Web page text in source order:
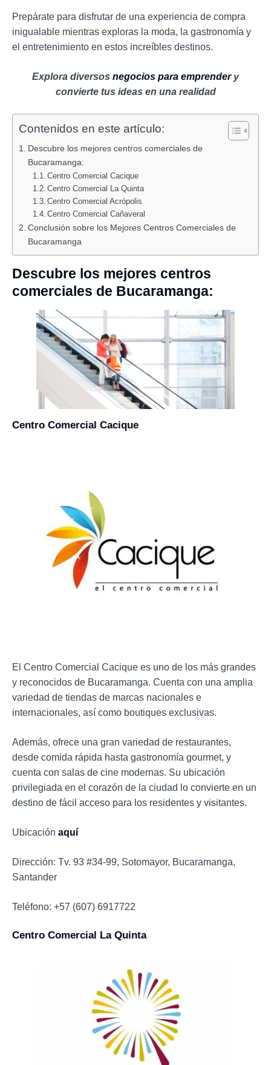
Prepárate para disfrutar de una experiencia de compra
inigualable mientras exploras la moda, la gastronomía y
el entretenimiento en estos increíbles destinos.
Explora diversos negocios para emprendery
convierte tus ideas en una realidad
Contenidos en este artículo:
Descubre los mejores centros comerciales de
Bucaramanga:
Centro Comercial Cacique
Centro Comercial La Quinta
Centro Comercial Acrópolis
Centro Comercial Cañaveral
Conclusión sobre los Mejores Centros Comerciales de
Bucaramanga
Descubre los mejores centros
comerciales de Bucaramanga:
Centro Comercial Cacique
El Centro Comercial Cacique es uno de los más grandes
y reconocidos de Bucaramanga. Cuenta con una amplia
variedad de tiendas de marcas nacionales e
internacionales, así como boutiques exclusivas.
Además, ofrece una gran variedad de restaurantes,
desde comida rápida hasta gastronomía gourmet, y
cuenta con salas de cine modernas. Su ubicación
privilegiada en el corazón de la ciudad lo convierte en un
destino de fácil acceso para los residentes y visitantes.
Ubicación aquí
Dirección: Tv. 93 #34-99, Sotomayor, Bucaramanga,
Santander
Teléfono: +57 (607) 6917722
Centro Comercial La Quinta